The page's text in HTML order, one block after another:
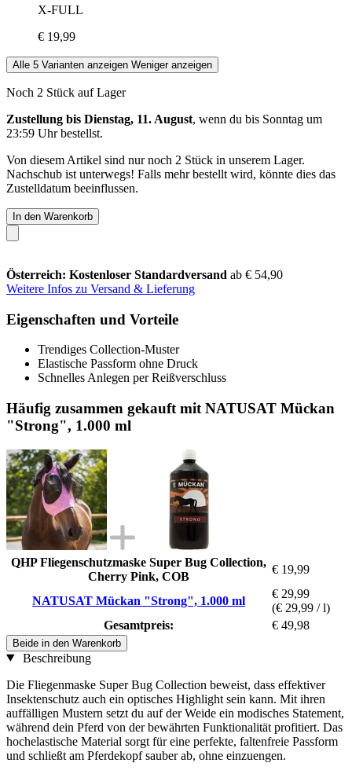
X-FULL
€ 19,99
Alle 5 Varianten anzeigen Weniger anzeigen
Noch 2 Stück auf Lager
Zustellung bis Dienstag, 11. August, wenn du bis Sonntag um
23:59 Uhrbestellst.
Von diesem Artikel sind nur noch 2 Stück in unserem Lager.
Nachschub ist unterwegs! Falls mehr bestellt wird, könnte dies das
Zustelldatum beeinflussen.
In den Warenkorb
Österreich: Kostenloser Standardversand ab € 54,90
Weitere Infos zu Versand & Lieferung
Eigenschaften und Vorteile
Trendiges Collection-Muster
Elastische Passform ohne Druck
Schnelles Anlegen per Reißverschluss
Häufig zusammen gekauft mit NATUSAT Mückan
"Strong", 1.000 ml
QHP Fliegenschutzmaske Super Bug Collection,
Cherry Pink, COB
€ 19,99
NATUSAT Mückan "Strong", 1.000 ml
€ 29,99
(€ 29,99 / l)
Gesamtpreis:
€ 49,98
Beide in den Warenkorb
Beschreibung
Die Fliegenmaske Super Bug Collection beweist, dass effektiver
Insektenschutz auch ein optisches Highlight sein kann. Mit ihren
auffälligen Mustern setzt du auf der Weide ein modisches Statement,
während dein Pferd von der bewährten Funktionalität profitiert. Das
hochelastische Material sorgt für eine perfekte, faltenfreie Passform
und schließt am Pferdekopf sauber ab, ohne einzuengen.